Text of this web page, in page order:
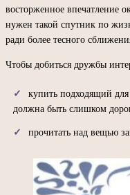
восторженное впечатление
нужен такой спутник по
ради более тесного
Чтобы добиться дружбы
купить подходящий
должна быть слишком
прочитать над вещью